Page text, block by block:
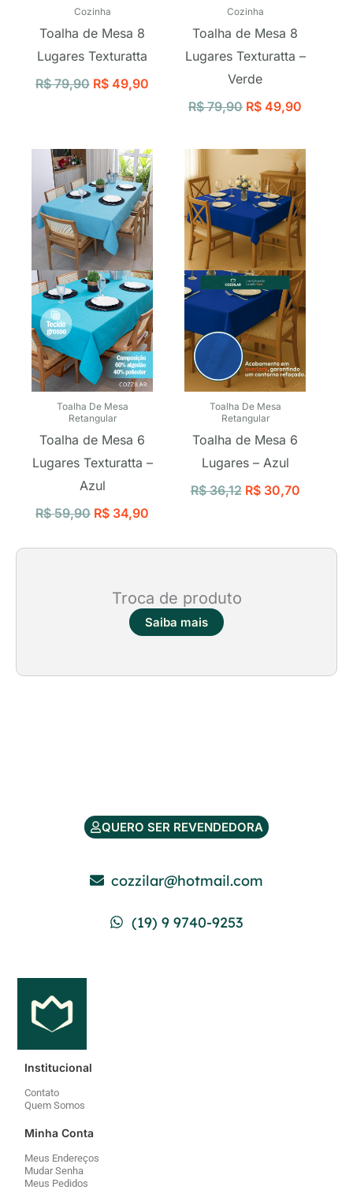
Cozinha
Toalha de Mesa 8
Lugares Texturatta
R$79,90 R$ 49,90
Cozinha
Toalha de Mesa 8
Lugares Texturatta –
Verde
R$79,90 R$ 49,90
Toalha De Mesa
Retangular
Toalha de Mesa 6
Lugares Texturatta –
Azul
R$59,90
preço
original
era:
R$ 59,90.
R$ 34,90
O
preço
atual
é:
R$ 34,90.
Toalha De Mesa
Retangular
Toalha de Mesa 6
Lugares – Azul
R$36,12
O
preço
original
era:
R$ 36,12.
R$30,70
O
preço
atual
é:
R$
Troca de produto
Saiba mais
QUERO SER REVENDEDORA
cozzilar@hotmail.com
(19) 9 9740-9253
Institucional
Contato
Quem Somos
Minha Conta
Meus Endereços
Mudar Senha
Meus Pedidos